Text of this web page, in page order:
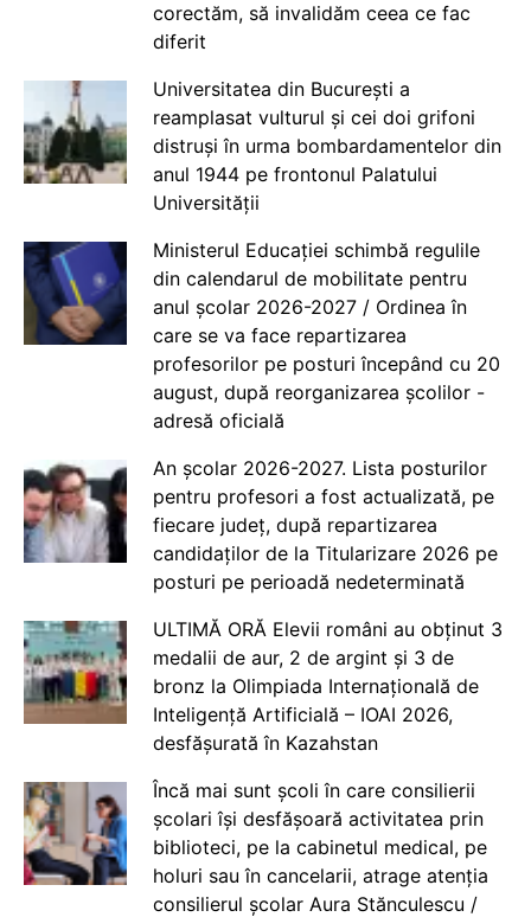
corectăm, să invalidăm ceea ce fac
diferit
Universitatea din București a
reamplasat vulturul și cei doi grifoni
distruși în urma bombardamentelor din
anul 1944 pe frontonul Palatului
Universității
Ministerul Educației schimbă regulile
din calendarul de mobilitate pentru
anul școlar 2026-2027 / Ordinea în
care se va face repartizarea
profesorilor pe posturi începând cu 20
august, după reorganizarea școlilor -
adresă oficială
An școlar 2026-2027. Lista posturilor
pentru profesori a fost actualizată, pe
fiecare județ, după repartizarea
candidaților de la Titularizare 2026 pe
posturi pe perioadă nedeterminată
ULTIMĂ ORĂ Elevii români au obținut 3
medalii de aur, 2 de argint și 3 de
bronz la Olimpiada Internațională de
Inteligență Artificială – IOAI 2026,
desfășurată în Kazahstan
Încă mai sunt școli în care consilierii
școlari își desfășoară activitatea prin
biblioteci, pe la cabinetul medical, pe
holuri sau în cancelarii, atrage atenția
consilierul școlar Aura Stănculescu /